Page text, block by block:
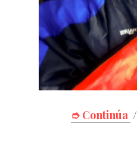
➮ Continúa /